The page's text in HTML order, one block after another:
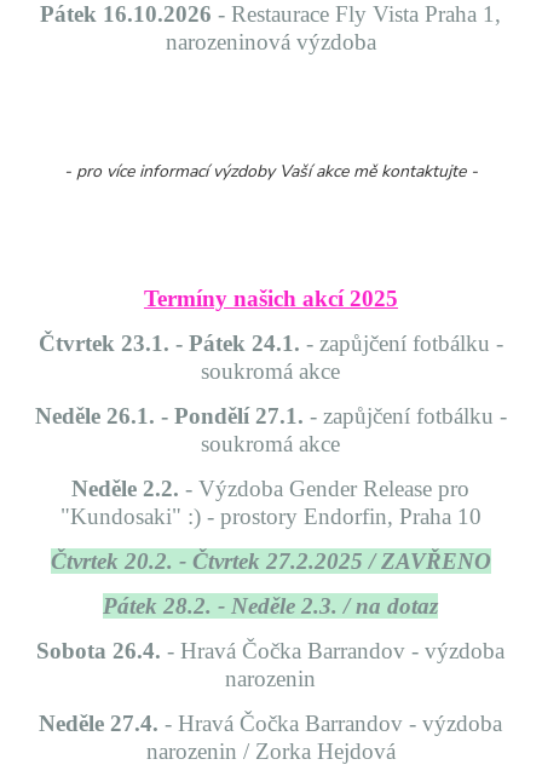
Pátek 16.10.2026 - Restaurace Fly Vista Praha 1,
narozeninová výzdoba
- pro více informací výzdoby Vaší akce mě kontaktujte -
Termíny našich akcí 2025
Čtvrtek 23.1. - Pátek 24.1. - zapůjčení fotbálku -
soukromá akce
Neděle 26.1. - Pondělí 27.1. - zapůjčení fotbálku -
soukromá akce
Neděle 2.2. - Výzdoba Gender Release pro
"Kundosaki" :) - prostory Endorfin, Praha 10
Čtvrtek 20.2. - Čtvrtek 27.2.2025 / ZAVŘENO
Pátek 28.2. - Neděle 2.3. / na dotaz
Sobota 26.4. - Hravá Čočka Barrandov - výzdoba
narozenin
Neděle 27.4.- Hravá Čočka Barrandov - výzdoba
narozenin / Zorka Hejdová